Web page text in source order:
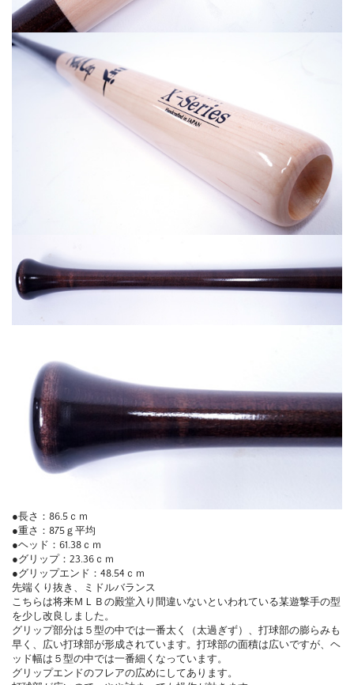
●長さ：86.5ｃｍ
●重さ：875ｇ平均
●ヘッド：61.38ｃｍ
●グリップ：23.36ｃｍ
●グリップエンド：48.54ｃｍ
先端くり抜き、ミドルバランス
こちらは将来ＭＬＢの殿堂入り間違いないといわれている某遊撃手の型
を少し改良しました。
グリップ部分は５型の中では一番太く（太過ぎず）、打球部の膨らみも
早く、広い打球部が形成されています。打球部の面積は広いですが、ヘ
ッド幅は５型の中では一番細くなっています。
グリップエンドのフレアの広めにしてあります。